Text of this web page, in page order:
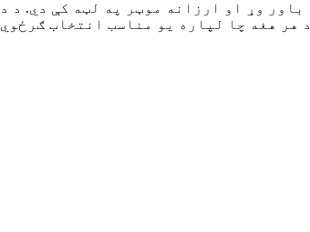
وړ او ارزانه موټر په لټه کې دي. د